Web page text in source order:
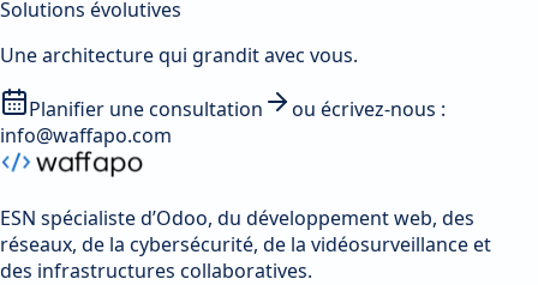
Solutions évolutives
Une architecture qui grandit avec vous.
Planifier une consultation
ou écrivez-nous :
info@waffapo.com
ESN spécialiste d’Odoo, du développement web, des
réseaux, de la cybersécurité, de la vidéosurveillance et
des infrastructures collaboratives.